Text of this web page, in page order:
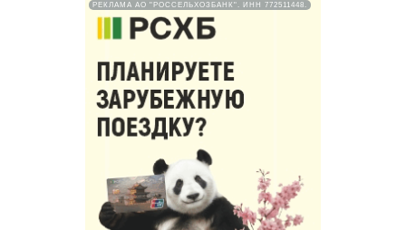
РЕКЛАМА АО "РОССЕЛЬХОЗБАНК". ИНН 772511448.